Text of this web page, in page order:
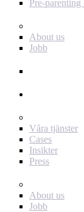
Pre-
About us
Jobb
Våra tjänster
Cases
Insikter
Press
About us
Jobb